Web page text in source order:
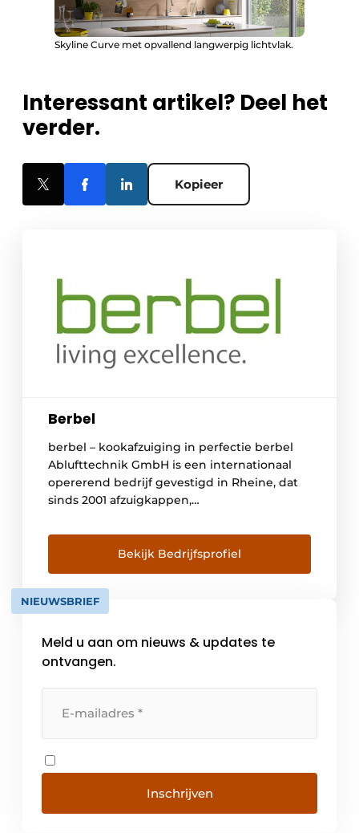
Skyline Curve met opvallend langwerpig lichtvlak.
Interessant artikel? Deel het
verder.
Kopieer
Berbel
berbel – kookafzuiging in perfectie berbel
Ablufttechnik GmbH is een internationaal
opererend bedrijf gevestigd in Rheine, dat
sinds 2001 afzuigkappen,
ontwikkelt, produceert en verkoopt. Met het
innovatieve berbel-principe ontstond het
idee van de perfect kookafzuiging. Dankzij
de gepatenteerde berbel-techniek
verdwijnen kookdampen en storende
duurzaam. De meest […]
Bekijk Bedrijfsprofiel
NIEUWSBRIEF
Meld u aan om nieuws & updates te
ontvangen.
Inschrijven